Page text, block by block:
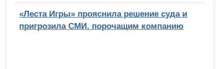
«Леста Игры» прояснила решение суда и
пригрозила СМИ, порочащим компанию